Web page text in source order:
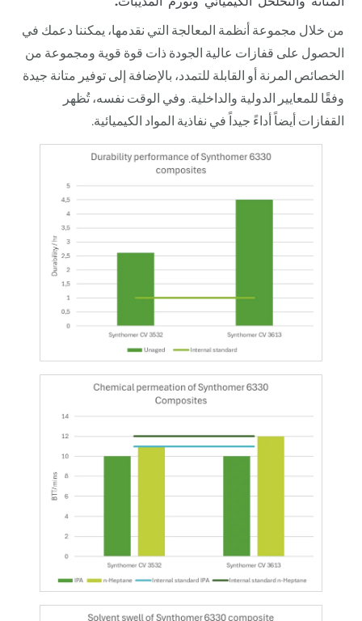
من خلال مجموعة أنظمة المعالجة التي نقدمها، يمكننا دعمك في
الحصول على قفازات عالية الجودة ذات قوة قوية ومجموعة من
الخصائص المرنة أو القابلة للتمدد، بالإضافة إلى توفير متانة جيدة
وفقًا للمعايير الدولية والداخلية. وفي الوقت نفسه، تُظهر
القفازات أيضاً أداءً جيداً في نفاذية المواد الكيميائية.